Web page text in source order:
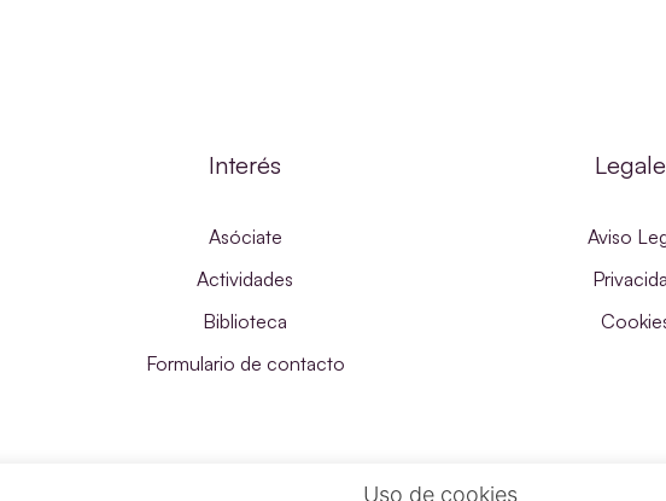
Interés
Asóciate
Actividades
Biblioteca
Formulario de contacto
Aviso
Uso de cookies